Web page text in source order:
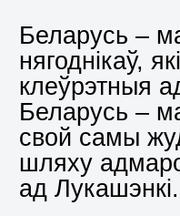
Беларусь –
нягоднікаў,
клеўрэтныя
Беларусь –
свой самы
шляху
ад Лукашэнкі.